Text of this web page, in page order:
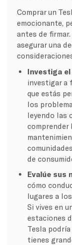
Comprar un
emocionante,
antes de
asegurar una
Investiga
investigar a
que estás
los
leyendo las
de
Evalúe sus
cómo
lugares a
Si vives en
estaciones
Tesla
tienes